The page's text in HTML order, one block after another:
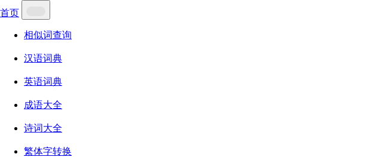
首页
相似词查询
汉语词典
英语词典
成语大全
诗词大全
繁体字转换